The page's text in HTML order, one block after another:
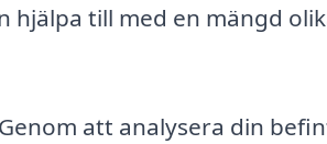
hjälpa till med en mängd
att analysera din